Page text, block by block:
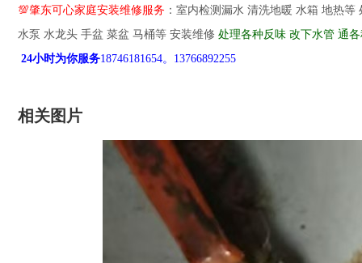
💯肇东可心家庭安装维修服务 ：室内检测漏水 清洗地暖 水箱 地热
水泵 水龙头 手盆 菜盆 马桶等 安装维修 处理各种反味 改下水管 通
24小时为你服务18746181654。13766892255
相关图片